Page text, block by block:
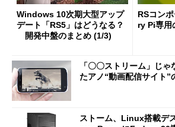
Windows 10次期大型アップ
デート「RS5」はどうなる？
開発中盤のまとめ (1/3)
RSコン
ry Pi専用
「〇〇ストリーム」じ
たアノ“動画配信サイト”
ストーム、Linux搭載デ